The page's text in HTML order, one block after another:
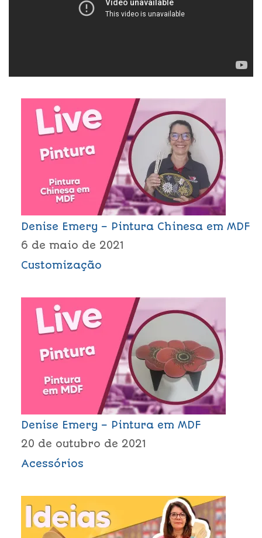
Denise Emery – Pintura Chinesa em MDF
6 de maio de 2021
Customização
Denise Emery – Pintura em MDF
20 de outubro de 2021
Acessórios